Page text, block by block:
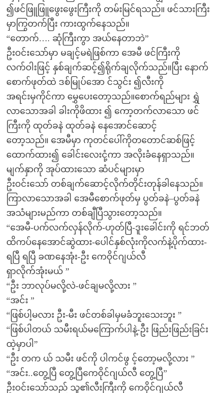
၍ဖင်ဖြူဖြူဖွေးဖွေးကြီးကို တမ်းမြင်ရသည်။ ဖင်သားကြီး
မှာကြွတက်ပြီး ကားထွက်နေသည်။
“တောက်…. ဆုံကြီးကွာ အယ်နေတာဘဲ”
ဦးဝင်းသော်မှာ မချင့်မရဲဖြစ်ကာ အေမီ ဖင်ကြီးကို
လက်ဝါးဖြင့် နှစ်ချက်ဆင့်၍ရိုက်ချလိုက်သည်။ပြီး နောက်
စောက်ဖုတ်ထဲ ဒစ်မြုပ်အော င်သွင်း ၍လီးကို
အရင်းမှကိုင်ကာ မွှေပေးတော့သည်။စောက်ရည်များ ရွှဲ
လာသောအခါ ခါးကိုဖိထား ၍ ကော့တက်လာသော ဖင်
ကြီးကို ထုတ်ခနဲ ထုတ်ခနဲ နေအောင်ဆောင့်
တော့သည်။ အေမီမှာ ကုတင်ပေါ်ကိုတတောင်ဆစ်ဖြင့်
ထောက်ထား၍ ခေါင်းလေးငုံ့ကာ အလိုးခံနေရှာသည်။
မျက်နှာကို အုပ်ထားသော ဆံပင်များမှာ
ဦးဝင်းသော် တစ်ချက်ဆောင့်လိုက်တိုင်းတုန်ခါနေသည်။
ကြာလာသောအခါ အေမီစောက်ဖုတ်မှ ပွတ်ခနဲ–ပွတ်ခနဲ
အသံများမည်ကာ တစ်ချီပြီသွားတော့သည်။
“အေမီ-ပက်လက်လှန်လိုက်-ဟုတ်ပြီ-ဒူးခေါင်းကို ရင်ဘတ်
ထိကပ်နေအောင်ဆွဲထား-ပေါင်နှစ်လုံးကိုလက်နဲ့ပိုက်ထား-
ရပြီ ရပြီ ခဏနေအုံး-ဦး ကေဝိုင်ဂျယ်လီ
ရှာလိုက်အုံးမယ် ”
“ဦး ဘာလုပ်မလို့လဲ-ဖင်ချမလို့လား ”
“အင်း ”
“ဖြစ်ပါ့မလား ဦး-မီး ဖင်တစ်ခါမှမခံဘူးသေးဘူး ”
“ဖြစ်ပါတယ် သမီးရယ်မကြောက်ပါနဲ့-ဦး ဖြည်းဖြည်းခြင်း
ထဲ့မှာပါ”
“ဦး တက ယ် သမီး ဖင်ကို ပါကင်ဖွ င့်တော့မလို့လား ”
“အင်း..တွေ့ပြီ တွေ့ပြီကေဝိုင်ဂျယ်လီ တွေ့ပြီ”
ဦးဝင်းသော်သည် သူ၏လီးကြီးကို ကေဝိုင်ဂျယ်လီ